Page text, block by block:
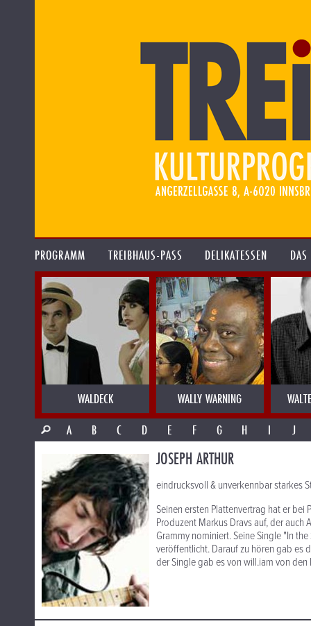
PROGRAMM TREIBHAUS-PASS DELIKATESSEN
WALDECK WALLY WARNING
A
B C D E F G H I J
JOSEPH ARTHUR
eindrucksvoll & unverkennbar starkes
Seinen ersten Plattenvertrag hat er bei
Produzent Markus Dravs auf, der
Grammy nominiert. Seine Single "In
veröffentlicht. Darauf zu hören gab es
der Single gab es von will.iam von den